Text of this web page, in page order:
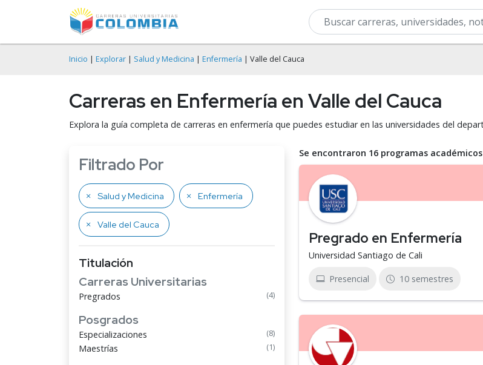
Inicio | Explorar | Salud y Medicina | Enfermería | Valle del Cauca
Carreras en Enfermería en Valle del Cauca
Explora la guía completa de carreras en enfermería que puedes estudiar en las universidades del
Filtrado Por
Salud y Medicina Enfermería
Valle del Cauca
Titulación
Carreras Universitarias
Pregrados (4)
Posgrados
Especializaciones (8)
Maestrías (1)
Se encontraron 16 programas académicos
Pregrado en Enfermería
Universidad Santiago de Cali
Presencial 10 semestres